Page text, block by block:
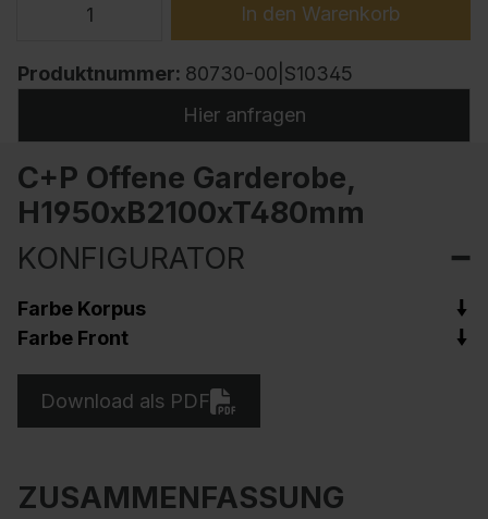
In den Warenkorb
Produktnummer: 80730-00|S10345
Hier anfragen
C+P Offene Garderobe,
H1950xB2100xT480mm
KONFIGURATOR
Farbe Korpus
Farbe Front
Download als PDF
ZUSAMMENFASSUNG